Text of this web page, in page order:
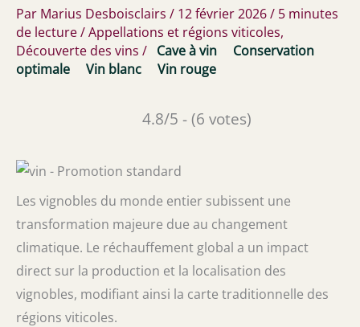
Par Marius Desboisclairs / 12 février 2026/ 5 minutes
de lecture/Appellations et régions viticoles,
Découverte des vins / Cave à vin
Conservation
optimale
Vin blanc Vin rouge
4.8/5 - (6 votes)
Les vignobles du monde entier subissent une
transformation majeure due au changement
climatique. Le réchauffement global a un impact
direct sur la production et la localisation des
vignobles, modifiant ainsi la carte traditionnelle des
régions viticoles.